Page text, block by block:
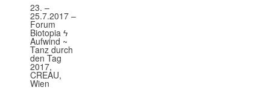
23. –
25.7.2017 –
Forum
Biotopia ϟ
Aufwind ~
Tanz durch
den Tag
2017,
CREAU,
Wien